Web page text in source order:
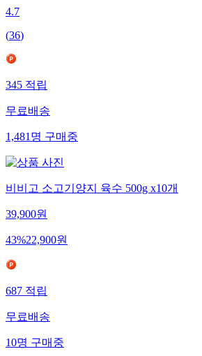
4.7
(36)
345 적립
무료배송
1,481 명 구매중
비비고 소고기양지 육수 500g x10개
39,900원
43%22,900원
687 적립
무료배송
10명 구매중